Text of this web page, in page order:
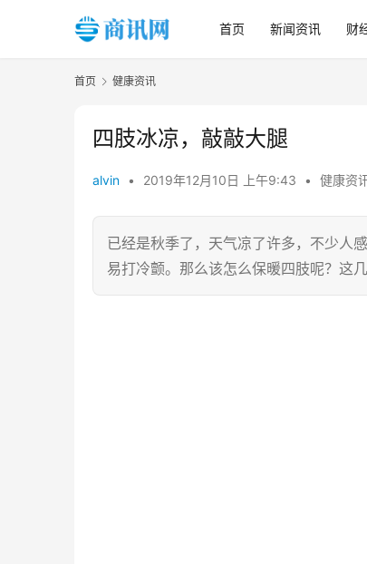
首页 新闻资讯 财
首页 健康资讯
四肢冰凉，敲敲大腿
alvin • 2019年12月10日 上午9:43 • 健康资
已经是秋季了，天气凉了许多，不少人
易打冷颤。那么该怎么保暖四肢呢？这